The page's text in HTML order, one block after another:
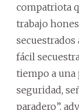
compatriota
trabajo
secuestrados
fácil
tiempo a una
seguridad,
paradero”,